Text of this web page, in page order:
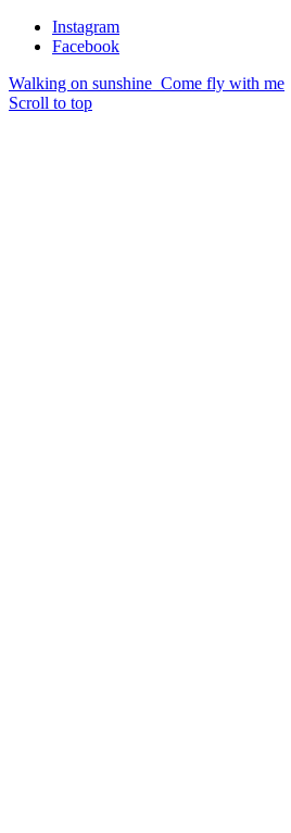
Instagram
Facebook
Walking on sunshine Come fly with me
Scroll to top